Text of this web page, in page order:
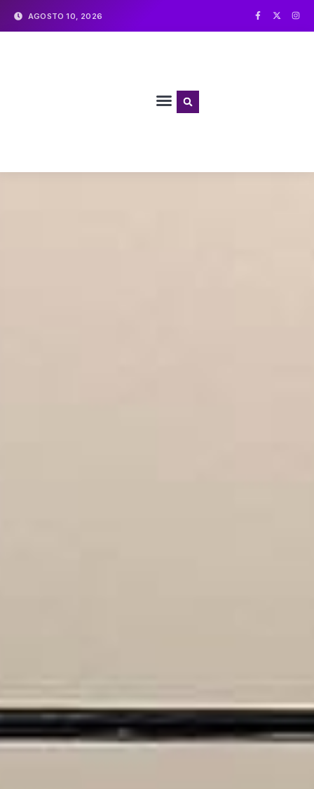
AGOSTO 10, 2026